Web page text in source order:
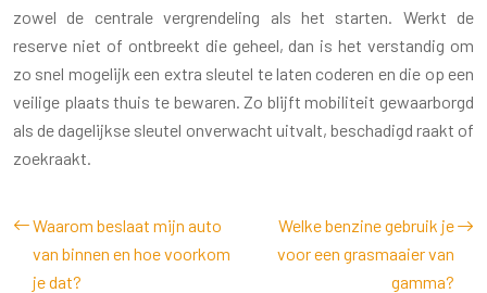
zowel de centrale vergrendeling als het starten. Werkt de
reserve niet of ontbreekt die geheel, dan is het verstandig om
zo snel mogelijk een extra sleutel te laten coderen en die op een
veilige plaats thuis te bewaren. Zo blijft mobiliteit gewaarborgd
als de dagelijkse sleutel onverwacht uitvalt, beschadigd raakt of
zoekraakt.
Waarom beslaat mijn auto
van binnen en hoe voorkom
je dat?
Welke benzine gebruik je
voor een grasmaaier van
gamma?